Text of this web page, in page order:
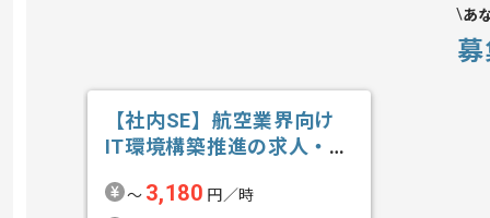
あ
【社内SE】航空業界向け
IT環境構築推進の求人・案
〜 3,180 円／時